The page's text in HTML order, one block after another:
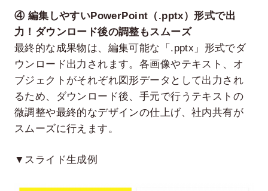
④ 編集しやすいPowerPoint（.pptx）形式で出
力！ダウンロード後の調整もスムーズ
最終的な成果物は、編集可能な「.pptx」形式でダ
ウンロード出力されます。各画像やテキスト、オ
ブジェクトがそれぞれ図形データとして出力され
るため、ダウンロード後、手元で行うテキストの
微調整や最終的なデザインの仕上げ、社内共有が
スムーズに行えます。
▼スライド生成例